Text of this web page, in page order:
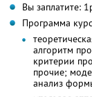
Вы заплатите:
Программа
алгоритм
критерии
прочие;
анализ